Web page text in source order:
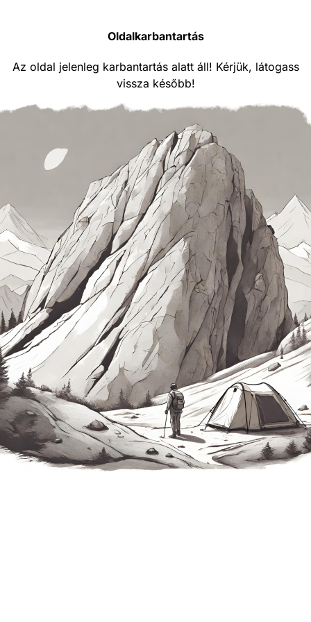
Oldalkarbantartás
Az oldal jelenleg karbantartás alatt áll! Kérjük, látogass
vissza később!